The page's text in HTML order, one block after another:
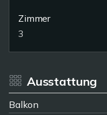
Zimmer
3
Ausstattung
Balkon